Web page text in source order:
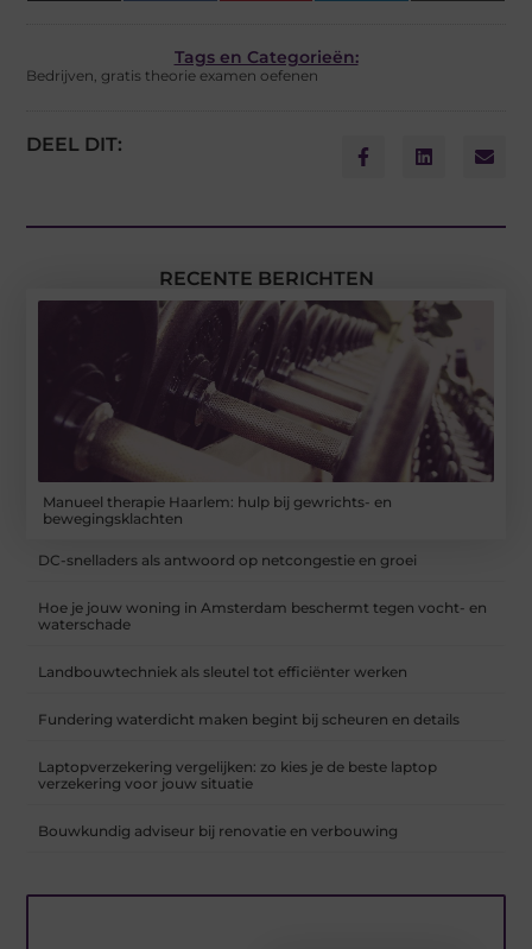
Tags en Categorieën:
Bedrijven,gratis theorie examen oefenen
DEEL DIT:
RECENTE BERICHTEN
Manueel therapie Haarlem: hulp bij gewrichts- en
bewegingsklachten
DC-snelladers als antwoord op netcongestie en groei
Hoe je jouw woning in Amsterdam beschermt tegen vocht- en
waterschade
Landbouwtechniek als sleutel tot efficiënter werken
Fundering waterdicht maken begint bij scheuren en details
Laptopverzekering vergelijken: zo kies je de beste laptop
verzekering voor jouw situatie
Bouwkundig adviseur bij renovatie en verbouwing